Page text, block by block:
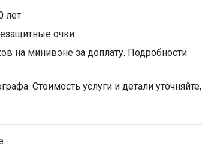
лет
очки
на минивэне за доплату. Подробности
Стоимость услуги и детали уточняйте,